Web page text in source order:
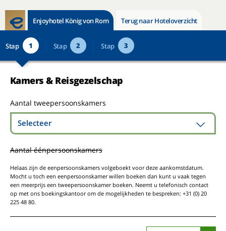
Enjoyhotel König von Rom Terug naar Hoteloverzicht
Stap 1 Stap 2 Stap 3
Kamers & Reisgezelschap
Aantal tweepersoonskamers
Selecteer
Aantal éénpersoonskamers
Helaas zijn de eenpersoonskamers volgeboekt voor deze aankomstdatum.
Mocht u toch een eenpersoonskamer willen boeken dan kunt u vaak tegen
een meerprijs een tweepersoonskamer boeken. Neemt u telefonisch contact
op met ons boekingskantoor om de mogelijkheden te bespreken: +31 (0) 20
225 48 80.